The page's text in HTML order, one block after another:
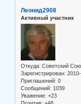
Леонид2908
Активный участник
Откуда: Советский
Зарегистрирован:
Приглашений: 0
Сообщений: 1039
Уважение: +23